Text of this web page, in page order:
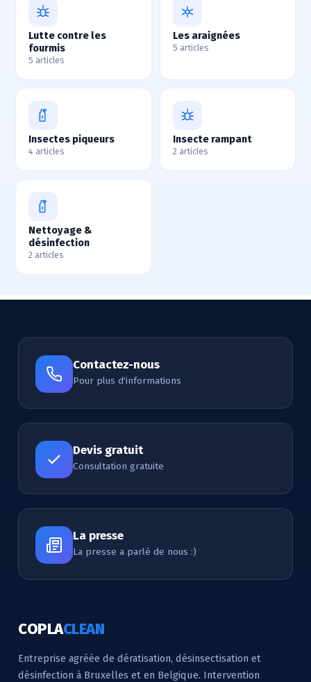
Lutte contre les
fourmis
5 articles
Les araignées
5 articles
Insectes piqueurs
4 articles
Insecte rampant
2 articles
Nettoyage &
désinfection
2 articles
Contactez-nous
Pour plus d'informations
Devis gratuit
Consultation gratuite
La presse
La presse a parlé de nous :)
COPLACLEAN
Entreprise agréée de dératisation, désinsectisation et
désinfection à Bruxelles et en Belgique. Intervention